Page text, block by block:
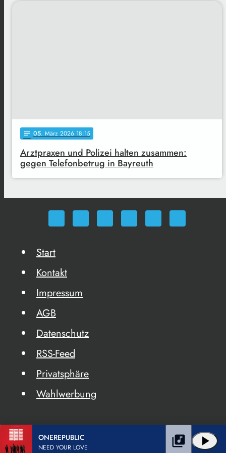
notes 05. März 2026 18:15
Arztpraxen und Polizei halten zusammen:
gegen Telefonbetrug in Bayreuth
Start
Kontakt
Impressum
AGB
Datenschutz
RSS-Feed
Privatsphäre
Wahlwerbung
ONEREPUBLIC
NEED YOUR LOVE play_arrow
library_music